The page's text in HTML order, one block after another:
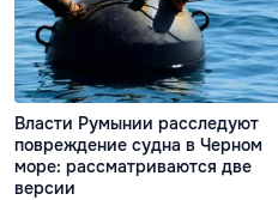
Власти Румынии расследуют
повреждение судна в Черном
море: рассматриваются две
версии